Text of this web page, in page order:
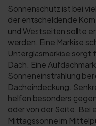
Sonnenschutz ist bei
der entscheidende
und Westseiten sollte
werden. Eine Markise
Unterglasmarkise sorgt
Dach. Eine
Sonneneinstrahlung
Dacheindeckung.
helfen besonders
oder von der Seite. Bei
Mittagssonne im